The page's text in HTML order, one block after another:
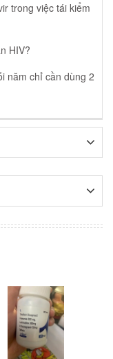
trong việc tái kiểm
HIV?
năm chỉ cần dùng 2